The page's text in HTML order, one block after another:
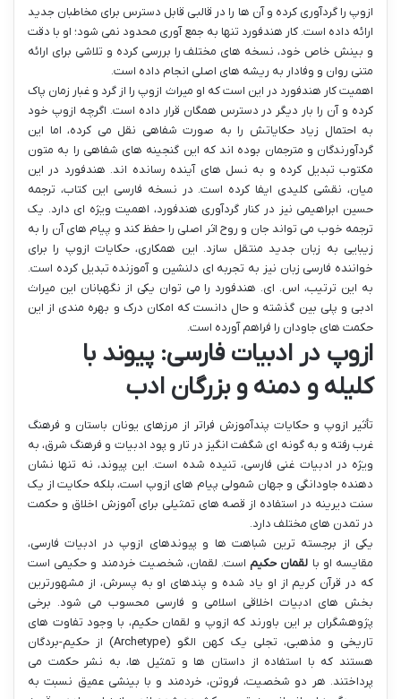
ازوپ را گردآوری کرده و آن ها را در قالبی قابل دسترس برای مخاطبان جدید
ارائه داده است. کار هندفورد تنها به جمع آوری محدود نمی شود؛ او با دقت
و بینش خاص خود، نسخه های مختلف را بررسی کرده و تلاشی برای ارائه
متنی روان و وفادار به ریشه های اصلی انجام داده است.
اهمیت کار هندفورد در این است که او میراث ازوپ را از گرد و غبار زمان پاک
کرده و آن را بار دیگر در دسترس همگان قرار داده است. اگرچه ازوپ خود
به احتمال زیاد حکایاتش را به صورت شفاهی نقل می کرده، اما این
گردآورندگان و مترجمان بوده اند که این گنجینه های شفاهی را به متون
مکتوب تبدیل کرده و به نسل های آینده رسانده اند. هندفورد در این
میان، نقشی کلیدی ایفا کرده است. در نسخه فارسی این کتاب، ترجمه
حسین ابراهیمی نیز در کنار گردآوری هندفورد، اهمیت ویژه ای دارد. یک
ترجمه خوب می تواند جان و روح اثر اصلی را حفظ کند و پیام های آن را به
زیبایی به زبان جدید منتقل سازد. این همکاری، حکایات ازوپ را برای
خواننده فارسی زبان نیز به تجربه ای دلنشین و آموزنده تبدیل کرده است.
به این ترتیب، اس. ای. هندفورد را می توان یکی از نگهبانان این میراث
ادبی و پلی بین گذشته و حال دانست که امکان درک و بهره مندی از این
حکمت های جاودان را فراهم آورده است.
ازوپ در ادبیات فارسی: پیوند با
کلیله و دمنه و بزرگان ادب
تأثیر ازوپ و حکایات پندآموزش فراتر از مرزهای یونان باستان و فرهنگ
غرب رفته و به گونه ای شگفت انگیز در تار و پود ادبیات و فرهنگ شرق، به
ویژه در ادبیات غنی فارسی، تنیده شده است. این پیوند، نه تنها نشان
دهنده جاودانگی و جهان شمولی پیام های ازوپ است، بلکه حکایت از یک
سنت دیرینه در استفاده از قصه های تمثیلی برای آموزش اخلاق و حکمت
در تمدن های مختلف دارد.
یکی از برجسته ترین شباهت ها و پیوندهای ازوپ در ادبیات فارسی،
مقایسه او با لقمان حکیم است. لقمان، شخصیت خردمند و حکیمی است
که در قرآن کریم از او یاد شده و پندهای او به پسرش، از مشهورترین
بخش های ادبیات اخلاقی اسلامی و فارسی محسوب می شود. برخی
پژوهشگران بر این باورند که ازوپ و لقمان حکیم، با وجود تفاوت های
تاریخی و مذهبی، تجلی یک کهن الگو (Archetype) از حکیم-بردگان
هستند که با استفاده از داستان ها و تمثیل ها، به نشر حکمت می
پرداختند. هر دو شخصیت، فروتن، خردمند و با بینشی عمیق نسبت به